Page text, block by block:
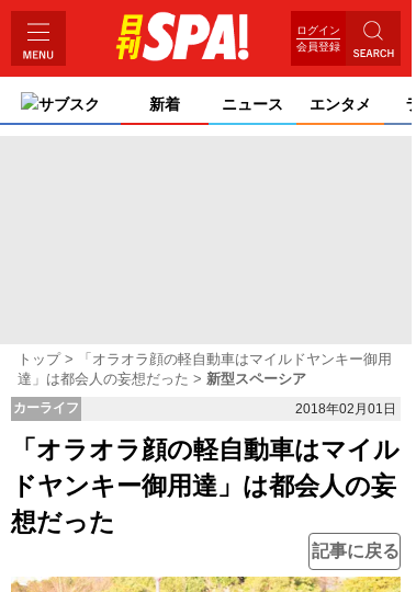
ログイン
会員登録
サブスク 新着 ニュース エンタメ
トップ
「オラオラ顔の軽自動車はマイルドヤンキー御用
達」は都会人の妄想だった
新型スペーシア
カーライフ 2018年02月01日
「オラオラ顔の軽自動車はマイル
ドヤンキー御用達」は都会人の妄
想だった
記事に戻る